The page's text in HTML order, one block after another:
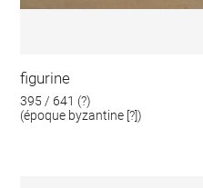
figurine
395 / 641 (?)
(époque byzantine [?])